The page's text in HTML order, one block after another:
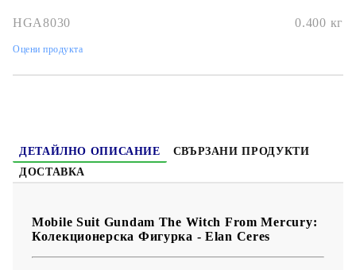
HGA8030 0.400 кг
Оцени продукта
ДЕТАЙЛНО ОПИСАНИЕ
СВЪРЗАНИ ПРОДУКТИ
ДОСТАВКА
Mobile Suit Gundam The Witch From Mercury:
Колекционерска Фигурка - Elan Ceres